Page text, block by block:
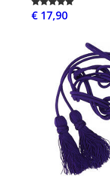
€ 17,90